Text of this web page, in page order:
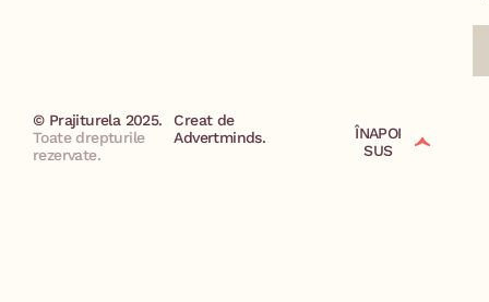
© Prajiturela 2025.
Toate drepturile
rezervate.
Creat de
Advertminds.
ÎNAPOI
SUS